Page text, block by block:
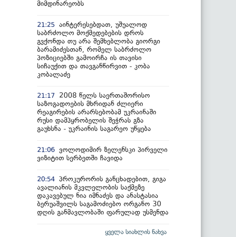
მიმდინარეობს
21:25 აინტერესებდათ, უშუალოდ
საბრძოლო მოქმედებების დროს
გვქონდა თუ არა შემხებლობა გიორგი
ბარამიძესთან, რომელ საბრძოლო
პოზიციებში გამოირჩა ის თავისი
სიჩაუქით და თავგანწირვით - კობა
კობალაძე
21:17
2008 წელს საერთაშორისო
საზოგადოების მხრიდან ძლიერი
რეაგირების არარსებობამ უკრაინაში
რუსი დამპყრობელის შეჭრას გზა
გაუხსნა - უკრაინის საგარეო უწყება
21:06 ვოლოდიმირ ზელენსკი პირველი
ვიზიტით სერბეთში ჩავიდა
20:54 პროკურორის განცხადებით, გიგა
ავალიანის მკვლელობის საქმეზე
დაკავებულ ნია იმნაძეს და ანასტასია
ბერუაშვილს საგამოძიებო ორგანო 30
დღის განმავლობაში ფარულად უსმენდა
ყველა სიახლის ნახვა